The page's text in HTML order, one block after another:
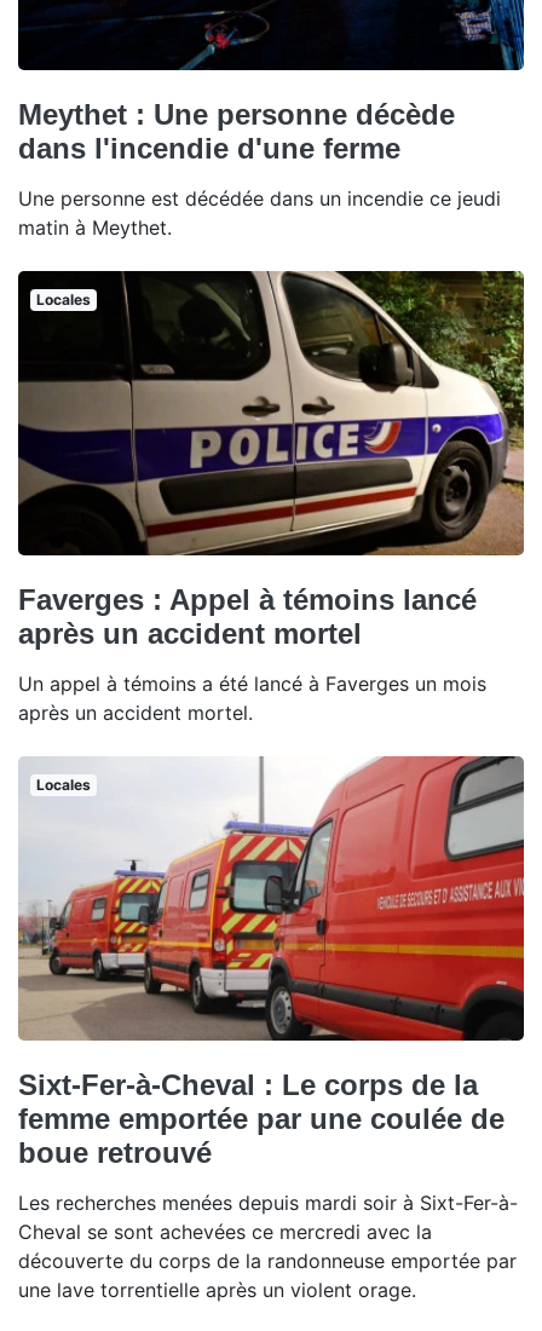
Meythet : Une personne décède
dans l'incendie d'une ferme
Une personne est décédée dans un incendie ce jeudi
matin à Meythet.
Locales
Faverges : Appel à témoins lancé
après un accident mortel
Un appel à témoins a été lancé à Faverges un mois
après un accident mortel.
Locales
Sixt-Fer-à-Cheval : Le corps de la
femme emportée par une coulée de
boue retrouvé
Les recherches menées depuis mardi soir à Sixt-Fer-à-
Cheval se sont achevées ce mercredi avec la
découverte du corps de la randonneuse emportée par
une lave torrentielle après un violent orage.